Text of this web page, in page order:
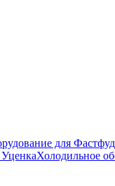
для Фастфуд
Холодильное